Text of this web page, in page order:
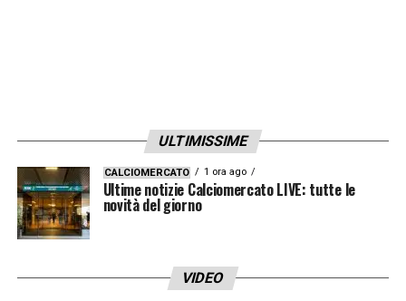
ULTIMISSIME
CALCIOMERCATO 1 ora ago
Ultime notizie Calciomercato LIVE: tutte le
novità del giorno
VIDEO